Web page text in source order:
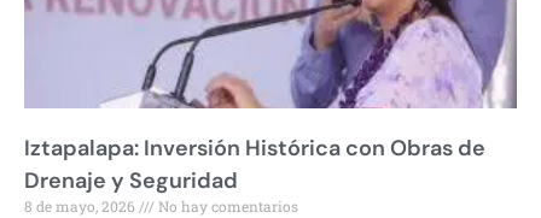
Iztapalapa: Inversión Histórica con Obras de
Drenaje y Seguridad
8 de mayo, 2026 No hay comentarios